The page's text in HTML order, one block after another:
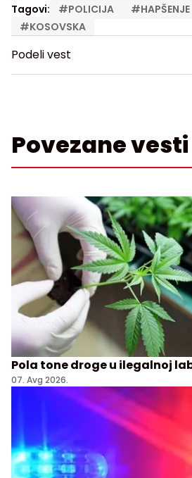
Tagovi: #POLICIJA #HAPŠENJE
#KOSOVSKA
Podeli vest
Povezane vesti
Pola tone droge u ilegalnoj
07. Avg 2026.